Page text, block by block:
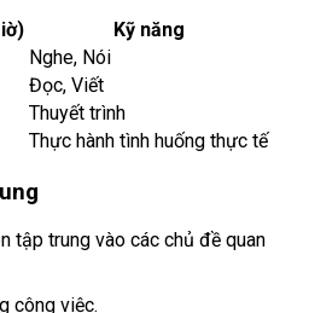
Kỹ năng
Nghe, Nói
Đọc, Viết
Thuyết trình
Thực hành tình huống thực tế
tập trung vào các chủ đề quan
công việc.